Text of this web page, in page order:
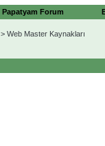
Papatyam Forum
> Web Master Kaynakları